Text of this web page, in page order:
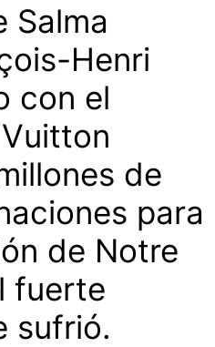
Salma
Henri
con el
de
para
de Notre
fuerte
sufrió.